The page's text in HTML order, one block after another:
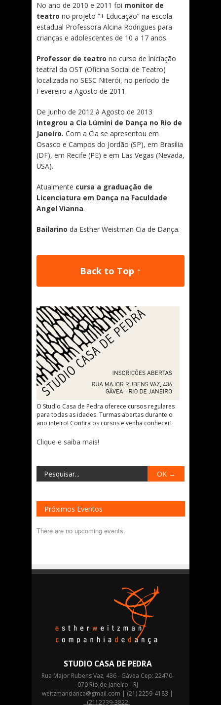
No ano de 2010 e 2011 foi monitor de
teatro no projeto “+ Educação” na escola
estadual Professora Alcina Rodrigues para
crianças e adolescentes de 10 a 17 anos.
Professor de teatro no curso de iniciação
teatral da OST (Oficina Social de Teatro)
localizada no SESC Niterói, no período de
Fevereiro a Agosto de 2011.
De Junho de 2012 à Agosto de 2013
integrou a Cia Lúmini de Dança no Rio de
Janeiro. Com a Cia se apresentou em
Osasco e Campos do Jordão (SP), em Brasília
(DF), em Recife (PE) e em Las Vegas (Nevada,
USA).
Atualmente cursa a graduação de
Licenciatura em Dança na Faculdade
Angel Vianna.
Bailarino da Esther Weistman Cia de Dança.
Back to Top ↑
O Studio Casa de Pedra oferece cursos regulares
para todas as idades. Turmas abertas durante o
ano inteiro! Confira os cursos e venha conhecer!
Clique e saiba mais!
Próximos Eventos
There are no upcoming events.
STUDIO CASA DE PEDRA
Rua Major Rubens Vaz, 436 - Gávea Cep: 22470-
070 Rio de Janeiro - RJ
weitzmandanca@gmail.com | (21) 2259-4183 |
(21) 2239-3822